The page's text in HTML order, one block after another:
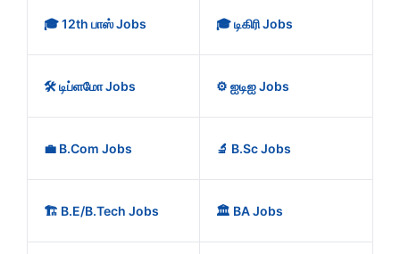
🎓 12th பாஸ் Jobs 🎓 டிகிரி Jobs
🛠️ டிப்ளமோ Jobs ⚙️ ஐடிஐ Jobs
💼 B.Com Jobs 🔬 B.Sc Jobs
🏗️ B.E/B.Tech Jobs 🏛️ BA Jobs